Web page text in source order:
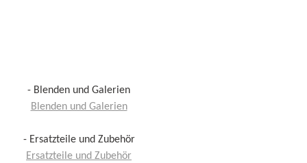
- Blenden und Galerien
Blenden und Galerien
- Ersatzteile und Zubehör
Ersatzteile und Zubehör